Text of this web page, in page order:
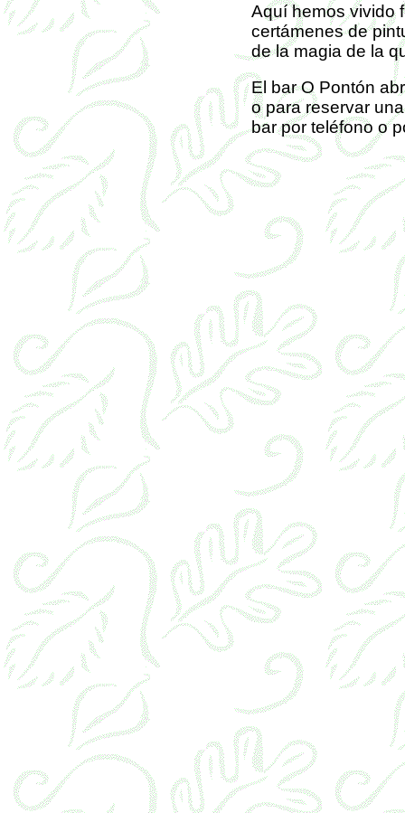
Aquí hemos vivido
certámenes de
de la magia de la
El bar O Pontón
o para reservar
bar por teléfono o